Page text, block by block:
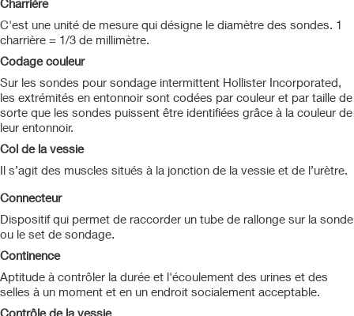
Charrière
C'est une unité de mesure qui désigne le diamètre des sondes. 1
charrière = 1/3 de millimètre.
Codage couleur
Sur les sondes pour sondage intermittent Hollister Incorporated,
les extrémités en entonnoir sont codées par couleur et par taille de
sorte que les sondes puissent être identifiées grâce à la couleur de
leur entonnoir.
Col de la vessie
Il s’agit des muscles situés à la jonction de la vessie et de l’urètre.
Connecteur
Dispositif qui permet de raccorder un tube de rallonge sur la sonde
ou le set de sondage.
Continence
Aptitude à contrôler la durée et l'écoulement des urines et des
selles à un moment et en un endroit socialement acceptable.
Contrôle de la vessie